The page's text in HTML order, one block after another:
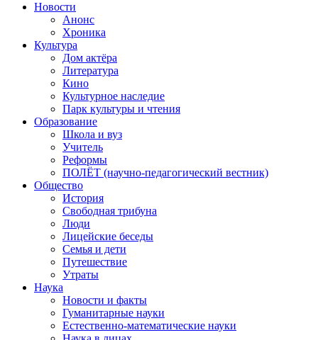
Новости
Анонс
Хроника
Культура
Дом актёра
Литература
Кино
Культурное наследие
Парк культуры и чтения
Образование
Школа и вуз
Учитель
Реформы
ПОЛЁТ (научно-педагогический вестник)
Общество
История
Свободная трибуна
Люди
Лицейские беседы
Семья и дети
Путешествие
Утраты
Наука
Новости и факты
Гуманитарные науки
Естественно-математические науки